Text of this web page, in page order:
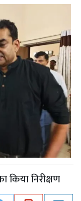
निरीक्षण